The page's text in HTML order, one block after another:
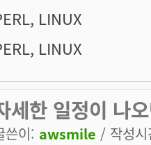
LINUX
LINUX
세한 일정이 나
쓴이: awsmile / 작성